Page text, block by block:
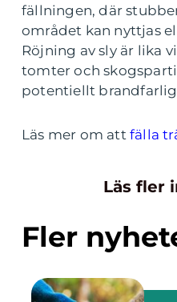
fällningen, där
området kan nyttjas
Röjning av sly är lika
tomter och
potentiellt
Läs mer om att fälla
Läs fler
Fler